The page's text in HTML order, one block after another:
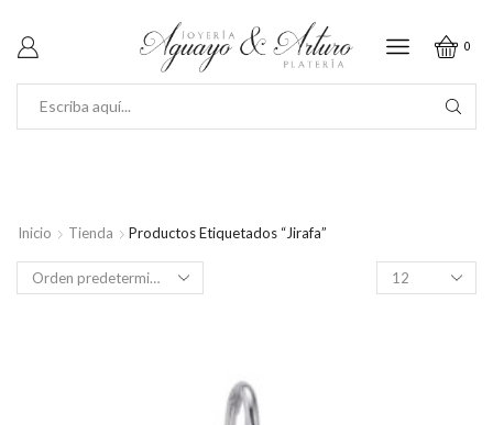
0
Inicio Tienda Productos Etiquetados “jirafa”
Productos
por